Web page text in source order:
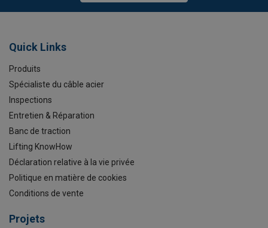
Quick Links
Produits
Spécialiste du câble acier
Inspections
Entretien & Réparation
Banc de traction
Lifting KnowHow
Déclaration relative à la vie privée
Politique en matière de cookies
Conditions de vente
Projets